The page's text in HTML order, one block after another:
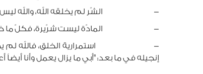
- الشّر لم يخلقه الله، والله ليس مصدر
- المادّة ليست شرّيرة، فكلّ ما خلقه
- استمرارية الخلق، فالله لم يخلق كلّ
إنجيله في ما بعد: "أبي ما يزال يعمل وأنا أيضاً أعمل"